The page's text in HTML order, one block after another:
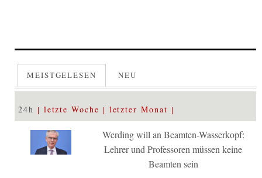
MEISTGELESEN NEU
24h letzte Woche letzter Monat
Werding will an Beamten-Wasserkopf:
Lehrer und Professoren müssen keine
Beamten sein